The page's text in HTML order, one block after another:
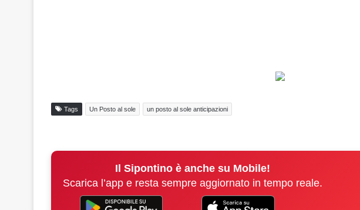
Tags Un Posto al sole un posto al sole anticipazioni
Il Sipontino è anche su Mobile!
Scarica l’app e resta sempre aggiornato in tempo reale.